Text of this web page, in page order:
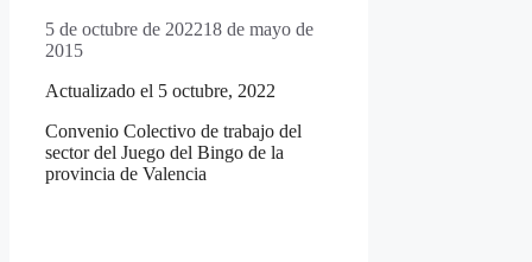
5 de octubre de 202218 de mayo de
2015
Actualizado el 5 octubre, 2022
Convenio Colectivo de trabajo del
sector del Juego del Bingo de la
provincia de Valencia